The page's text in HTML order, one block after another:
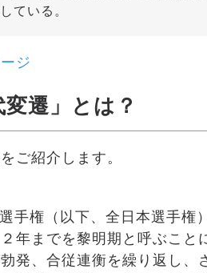
ている。
ジ
遷」とは？
ご紹介します。
手権（以下、全日本選手権
年までを黎明期と呼ぶこと
発、合従連衡を繰り返し、